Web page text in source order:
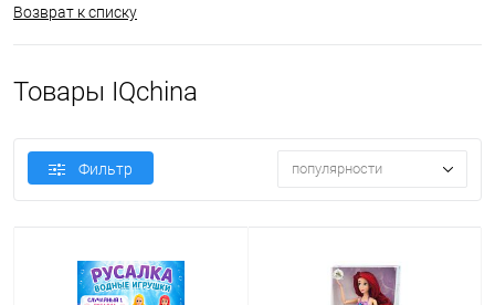
Возврат к списку
Товары IQchina
Фильтр популярности